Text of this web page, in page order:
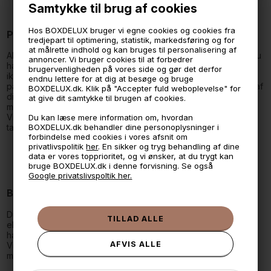
Samtykke til brug af cookies
Hos BOXDELUX bruger vi egne cookies og cookies fra
tredjepart til optimering, statistik, markedsføring og for
at målrette indhold og kan bruges til personalisering af
annoncer. Vi bruger cookies til at forbedrer
brugervenligheden på vores side og gør det derfor
endnu lettere for at dig at besøge og bruge
BOXDELUX.dk. Klik på "Accepter fuld weboplevelse" for
at give dit samtykke til brugen af cookies.
Du kan læse mere information om, hvordan
BOXDELUX.dk behandler dine personoplysninger i
forbindelse med cookies i vores afsnit om
privatlivspolitikher. En sikker og tryg behandling af dine
data er vores topprioritet, og vi ønsker, at du trygt kan
bruge BOXDELUX.dk i denne forvisning. Se også
Google privatslivspoltik her.
Priser
Alle priser er i DKK og inkl. 25 % moms og andre afgifter. Når du
handler med www.boxdelux.dk indgås aftaler på dansk. Der er
ikke mulighed for at se tidligere ordrer ved en login mulighed
på hjemmesiden. Hvis du ønsker at modtage et nyt eksemplar af
din ordrebekræftelse kan du sende en mail til
mail@boxdelux.dk.
Vi tager forbehold for udsolgte varer, prisændringer og
tastefejl.
Betaling
Du kan vælge at betale med danske
eller internationale kreditkort. Du kan som offentlig institution
handle over EAN.
Vi giver ikke kredit til virksomheder, det er kun muligt at handle
med kreditkort.